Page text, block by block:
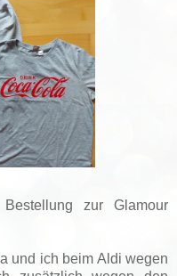
zur Glamour
und ich beim Aldi wegen